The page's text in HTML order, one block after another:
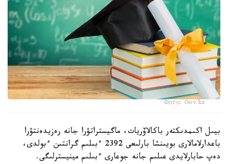
Фото: Gov.kz
بيىل اكىمدىكتەر باكالاۆريات، ماگيستراتۋرا جانە رەزيدەنتۋرا
باعدارلامالارى بويىنشا بارلىعى 2392 ءبىلىم گرانتىن ءبولدى،
دەپ حابارلايدى عىلىم جانە جوعارى ءبىلىم مينيسترلىگى.